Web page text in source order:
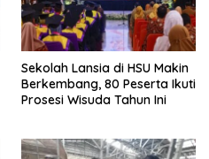
Sekolah Lansia di HSU Makin
Berkembang, 80 Peserta Ikuti
Prosesi Wisuda Tahun Ini